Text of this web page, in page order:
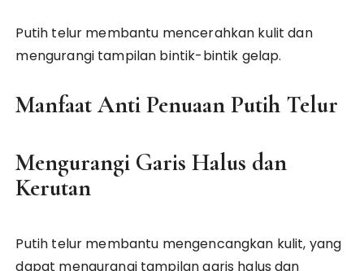
Putih telur membantu mencerahkan kulit dan
mengurangi tampilan bintik-bintik gelap.
Manfaat Anti Penuaan Putih Telur
Mengurangi Garis Halus dan
Kerutan
Putih telur membantu mengencangkan kulit, yang
dapat mengurangi tampilan garis halus dan